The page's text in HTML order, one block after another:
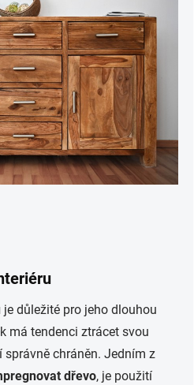
je důležité pro jeho dlouhou
má tendenci ztrácet svou
správně chráněn. Jedním z
dřevo, je použití